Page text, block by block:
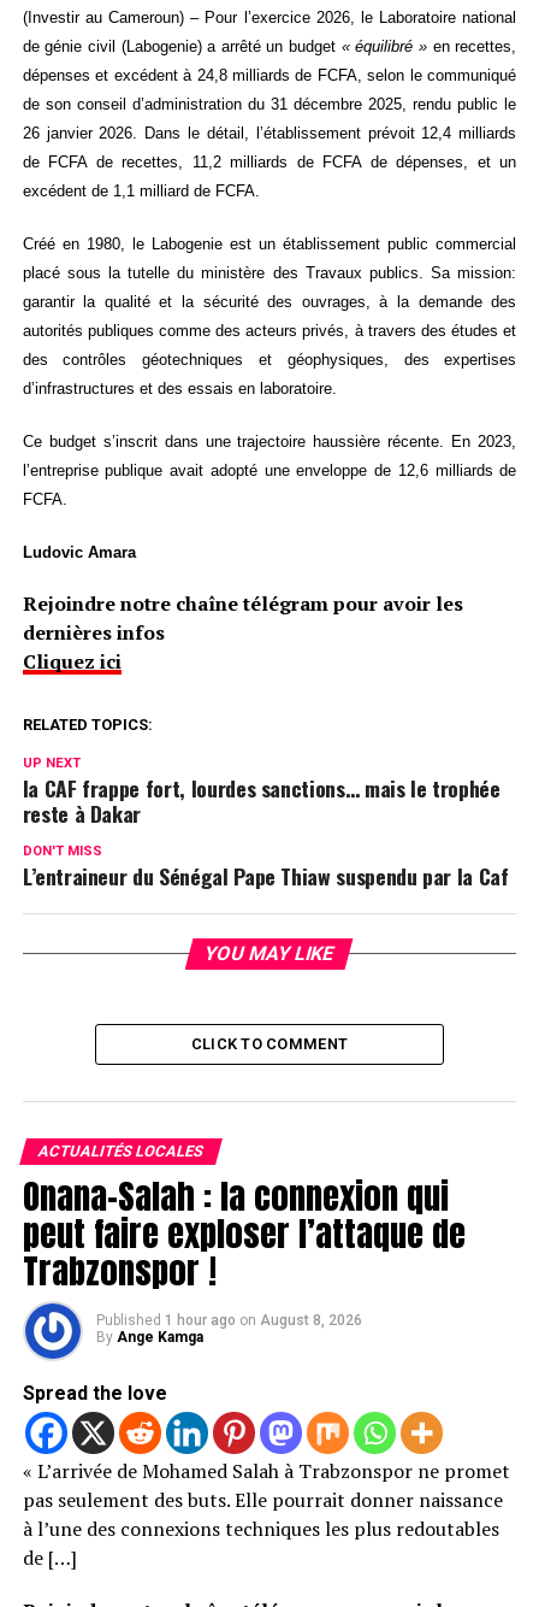
(Investir au Cameroun) – Pour l’exercice 2026, le Laboratoire national
de génie civil (Labogenie) a arrêté un budget « équilibré » en recettes,
dépenses et excédent à 24,8 milliards de FCFA, selon le communiqué
de son conseil d’administration du 31 décembre 2025, rendu public le
26 janvier 2026. Dans le détail, l’établissement prévoit 12,4 milliards
de FCFA de recettes, 11,2 milliards de FCFA de dépenses, et un
excédent de 1,1 milliard de FCFA.
Créé en 1980, le Labogenie est un établissement public commercial
placé sous la tutelle du ministère des Travaux publics. Sa mission:
garantir la qualité et la sécurité des ouvrages, à la demande des
autorités publiques comme des acteurs privés, à travers des études et
des contrôles géotechniques et géophysiques, des expertises
d’infrastructures et des essais en laboratoire.
Ce budget s’inscrit dans une trajectoire haussière récente. En 2023,
l’entreprise publique avait adopté une enveloppe de 12,6 milliards de
FCFA.
Ludovic Amara
Rejoindre notre chaîne télégram pour avoir les
dernières infos
Cliquez ici
RELATED TOPICS:
UP NEXT
la CAF frappe fort, lourdes sanctions… mais le trophée
reste à Dakar
DON'T MISS
L’entraineur du Sénégal Pape Thiaw suspendu par la Caf
YOU MAY LIKE
CLICK TO COMMENT
ACTUALITÉS LOCALES
Onana–Salah : la connexion qui
peut faire exploser l’attaque de
Trabzonspor !
Published 1 hour ago on August 8, 2026
By Ange Kamga
Spread the love
« L’arrivée de Mohamed Salah à Trabzonspor ne promet
pas seulement des buts. Elle pourrait donner naissance
à l’une des connexions techniques les plus redoutables
de […]